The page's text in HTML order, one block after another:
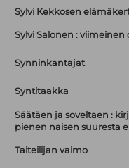
Sylvi Kekkosen
Sylvi Salonen : viimeinen
Synninkantajat
Syntitaakka
Säätäen ja soveltaen :
pienen naisen suuresta
Taiteilijan vaimo